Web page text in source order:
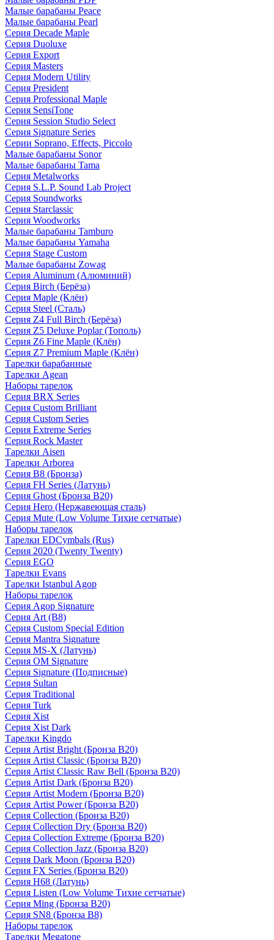
Малые барабаны Peace
Малые барабаны Pearl
Серия Decade Maple
Серия Duoluxe
Серия Export
Серия Masters
Серия Modern Utility
Серия President
Серия Professional Maple
Серия SensiTone
Серия Session Studio Select
Серия Signature Series
Серии Soprano, Effects, Piccolo
Малые барабаны Sonor
Малые барабаны Tama
Серия Metalworks
Серия S.L.P. Sound Lab Project
Серия Soundworks
Серия Starclassic
Серия Woodworks
Малые барабаны Tamburo
Малые барабаны Yamaha
Серия Stage Custom
Малые барабаны Zowag
Серия Aluminum (Алюминий)
Серия Birch (Берёза)
Серия Maple (Клён)
Серия Steel (Сталь)
Серия Z4 Full Birch (Берёза)
Серия Z5 Deluxe Poplar (Тополь)
Серия Z6 Fine Maple (Клён)
Серия Z7 Premium Maple (Клён)
Тарелки барабанные
Тарелки Agean
Наборы тарелок
Серия BRX Series
Серия Custom Brilliant
Серия Custom Series
Серия Extreme Series
Серия Rock Master
Тарелки Aisen
Тарелки Arborea
Серия B8 (Бронза)
Серия FH Series (Латунь)
Серия Ghost (Бронза B20)
Серия Hero (Нержавеющая сталь)
Серия Mute (Low Volume Тихие сетчатые)
Наборы тарелок
Тарелки EDCymbals (Rus)
Серия 2020 (Twenty Twenty)
Серия EGO
Тарелки Evans
Тарелки Istanbul Agop
Наборы тарелок
Серия Agop Signature
Серия Art (B8)
Серия Custom Special Edition
Серия Mantra Signature
Серия MS-X (Латунь)
Серия OM Signature
Серия Signature (Подписные)
Серия Sultan
Серия Traditional
Серия Turk
Серия Xist
Серия Xist Dark
Тарелки Kingdo
Серия Artist Bright (Бронза B20)
Серия Artist Classic (Бронза B20)
Серия Artist Classic Raw Bell (Бронза B20)
Серия Artist Dark (Бронза B20)
Серия Artist Modern (Бронза B20)
Серия Artist Power (Бронза B20)
Серия Collection (Бронза B20)
Серия Collection Dry (Бронза B20)
Серия Collection Extreme (Бронза B20)
Серия Collection Jazz (Бронза B20)
Серия Dark Moon (Бронза B20)
Серия FX Series (Бронза B20)
Серия H68 (Латунь)
Серия Listen (Low Volume Тихие сетчатые)
Серия Ming (Бронза B20)
Серия SN8 (Бронза B8)
Наборы тарелок
Тарелки Megatone